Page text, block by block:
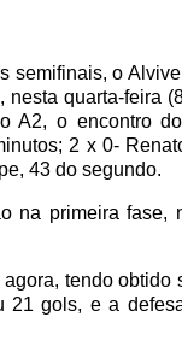
semifinais, o
quarta-feira
A2, o encontro
2 x 0-
43 do segundo.
na primeira fase,
tendo
21 gols, e a